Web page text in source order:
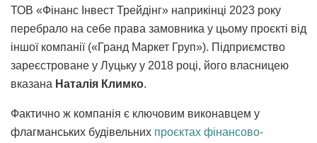
ТОВ «Фінанс Інвест Трейдінг» наприкінці 2023 року
перебрало на себе права замовника у цьому проєкті від
іншої компанії («Гранд Маркет Груп»). Підприємство
зареєстроване у Луцьку у 2018 році, його власницею
вказана Наталія Климко.
Фактично ж компанія є ключовим виконавцем у
флагманських будівельних проєктах фінансово-